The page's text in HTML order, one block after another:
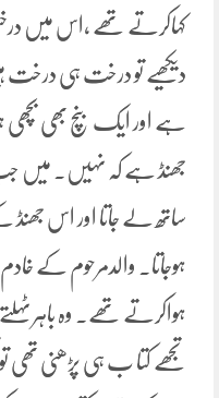
کہاکرتے تھے ،اس میں
دیکھیے تو درخت ہی درخت
ہے اور ایک بنچ بھی
جھنڈ ہے کہ نہیں۔ میں
ساتھ لے جاتا اور اس جھنڈ
ہوجاتا. والدمرحوم کے خادم
ہواکرتے تھے۔ وہ باہر ٹہلتے
تجھے کتا ب ہی پڑھنی تھی